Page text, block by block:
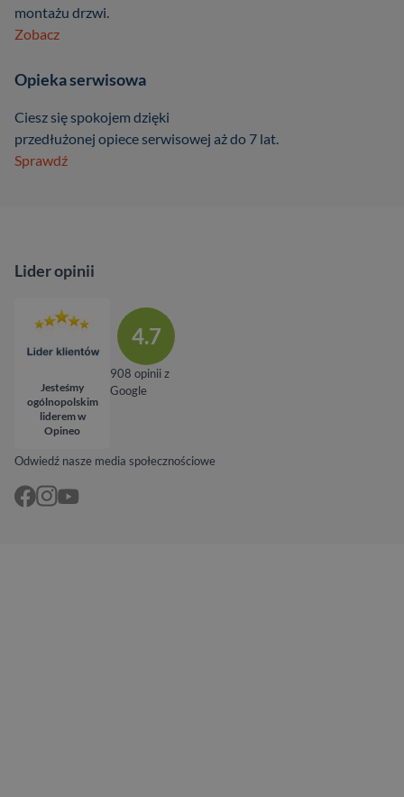
montażu drzwi.
Zobacz
Opieka serwisowa
Ciesz się spokojem dzięki
przedłużonej opiece serwisowej aż do 7 lat.
Sprawdź
Odwiedź nasze media społecznościowe
Lider opinii
Jesteśmy
ogólnopolskim
liderem w
Opineo
4.7
908 opinii z
Google